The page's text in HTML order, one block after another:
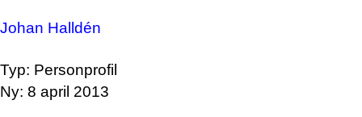
Johan Halldén
Typ: Personprofil
Ny: 8 april 2013